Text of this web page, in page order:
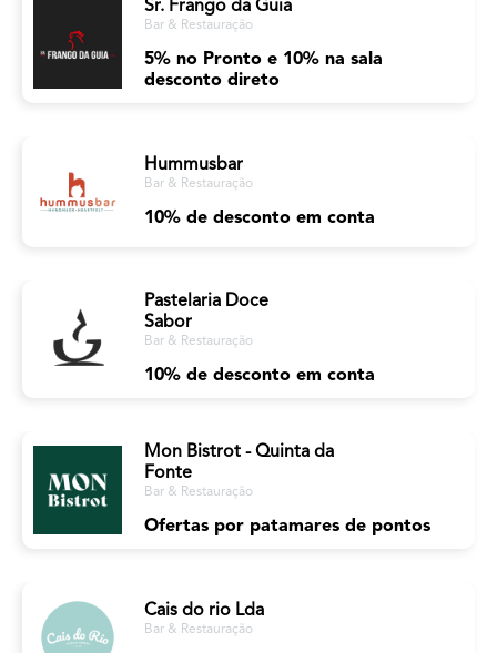
Sr. Frango da Guia
Bar & Restauração
5% no Pronto e 10% na sala
desconto direto
Hummusbar
Bar & Restauração
10% de desconto em conta
Pastelaria Doce
Sabor
Bar & Restauração
10% de desconto em conta
Mon Bistrot - Quinta da
Fonte
Bar & Restauração
Ofertas por patamares de pontos
Cais do rio Lda
Bar & Restauração